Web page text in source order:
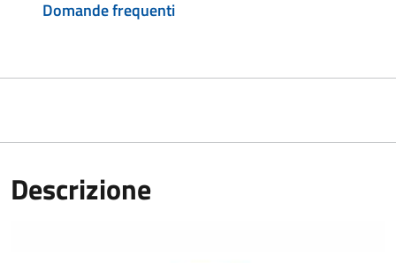
Domande frequenti
Descrizione